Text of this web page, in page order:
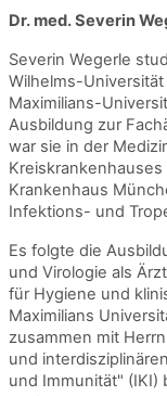
Dr. med. Severin
Severin Wegerle
Wilhelms-
Maximilians-
Ausbildung zur
war sie in der
Krankenhaus
Infektions- und
Es folgte die
und Virologie als
für Hygiene und
Maximilians
zusammen mit
und
und Immunität"